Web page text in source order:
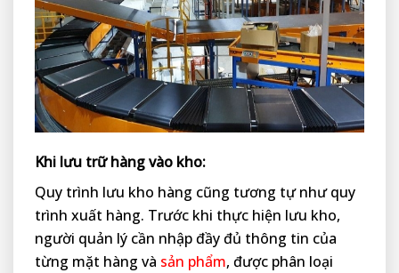
Khi lưu trữ hàng vào kho:
Quy trình lưu kho hàng cũng tương tự như quy
trình xuất hàng. Trước khi thực hiện lưu kho,
người quản lý cần nhập đầy đủ thông tin của
từng mặt hàng và sản phẩm, được phân loại